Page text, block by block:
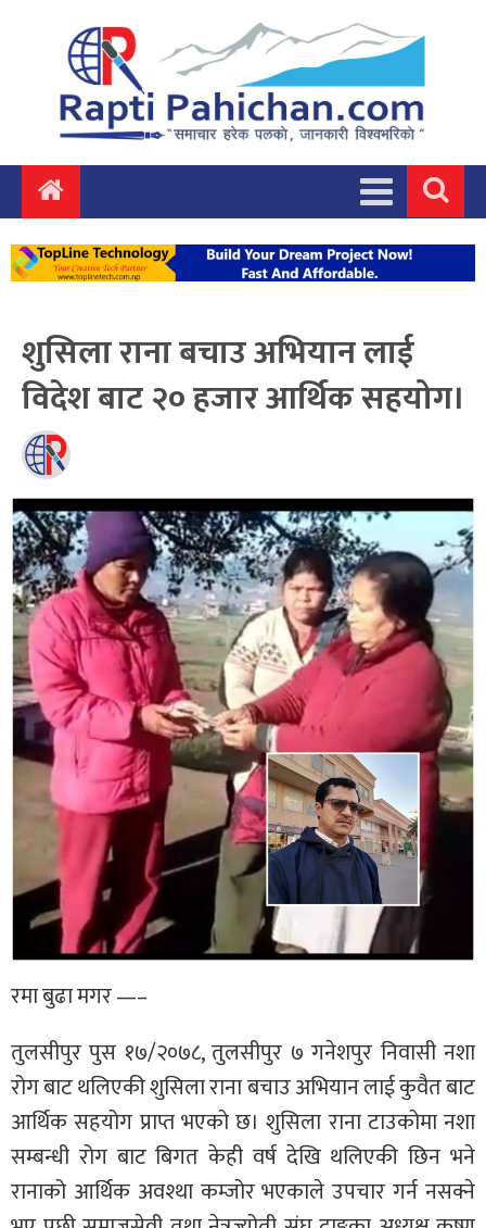
शुसिला राना बचाउ अभियान लाई
विदेश बाट २० हजार आर्थिक सहयोग।
रमा बुढा मगर —–
तुलसीपुर पुस १७/२०७८, तुलसीपुर ७ गनेशपुर निवासी नशा
रोग बाट थलिएकी शुसिला राना बचाउ अभियान लाई कुवैत बाट
आर्थिक सहयोग प्राप्त भएको छ। शुसिला राना टाउकोमा नशा
सम्बन्धी रोग बाट बिगत केही वर्ष देखि थलिएकी छिन भने
रानाको आर्थिक अवश्था कम्जोर भएकाले उपचार गर्न नसक्ने